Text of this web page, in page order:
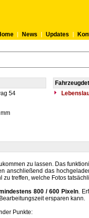
News Updates
54
zu lassen. Das
anschließend das
treffen, welche Fotos
800 / 600 Pixeln.
ersparen kann.
Punkte: